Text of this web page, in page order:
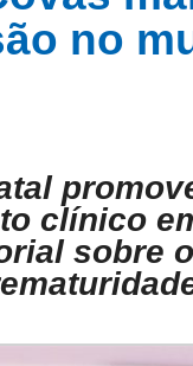
no
clínico
sobre